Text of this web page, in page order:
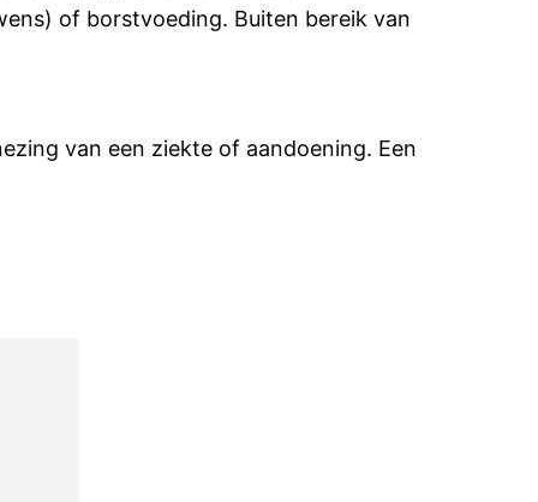
of borstvoeding. Buiten bereik van
van een ziekte of aandoening. Een